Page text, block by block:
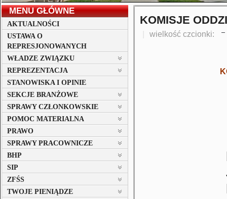
MENU GŁÓWNE
AKTUALNOŚCI
USTAWA O
REPRESJONOWANYCH
WŁADZE ZWIĄZKU
REPREZENTACJA
STANOWISKA I OPINIE
SEKCJE BRANŻOWE
SPRAWY CZŁONKOWSKIE
POMOC MATERIALNA
PRAWO
SPRAWY PRACOWNICZE
BHP
SIP
ZFŚS
TWOJE PIENIĄDZE
KOMISJE
wielkość czcionki: